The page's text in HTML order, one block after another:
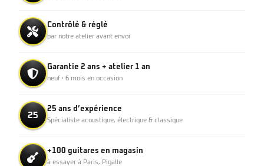
Contrôlé & réglé
par notre atelier avant envoi
Garantie 2 ans + atelier 1 an
neuf · 6 mois en occasion
25
25 ans d’expérience
Spécialiste acoustique, électrique & classique
+100 guitares en magasin
à essayer à Paris, Pigalle